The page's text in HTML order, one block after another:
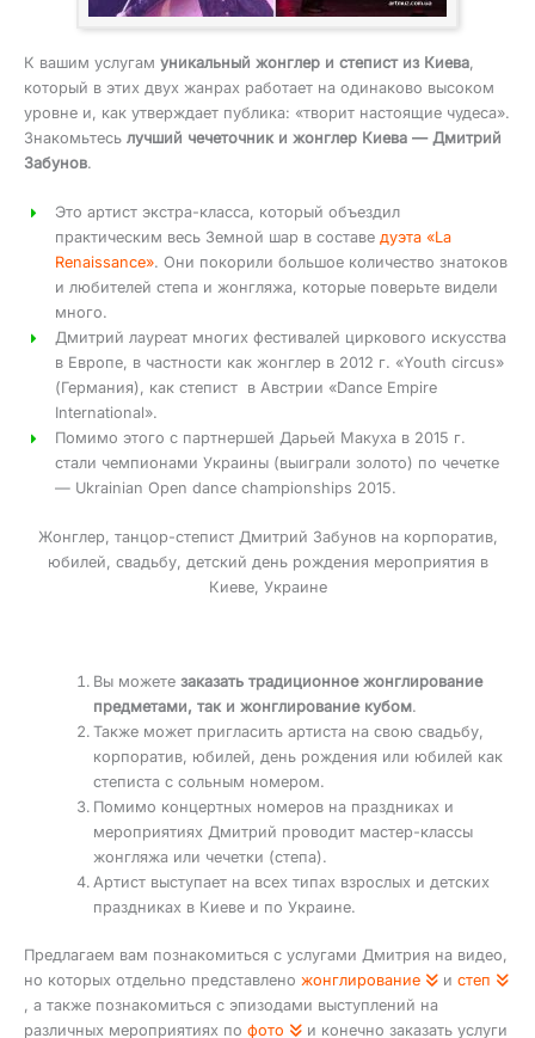
К вашим услугам уникальный жонглер и степист из Киева,
который в этих двух жанрах работает на одинаково высоком
уровне и, как утверждает публика: «творит настоящие чудеса».
Знакомьтесь лучший чечеточник и жонглер Киева — Дмитрий
Забунов.
Это артист экстра-класса, который объездил
практическим весь Земной шар в составе дуэта «La
Renaissance». Они покорили большое количество знатоков
и любителей степа и жонгляжа, которые поверьте видели
много.
Дмитрий лауреат многих фестивалей циркового искусства
в Европе, в частности как жонглер в 2012 г. «Youth circus»
(Германия), как степист в Австрии «Dance Empire
International».
Помимо этого с партнершей Дарьей Макуха в 2015 г.
стали чемпионами Украины (выиграли золото) по чечетке
— Ukrainian Open dance championships 2015.
Жонглер, танцор-степист Дмитрий Забунов на корпоратив,
юбилей, свадьбу, детский день рождения мероприятия в
Киеве, Украине
Вы можетезаказать традиционное жонглирование
предметами, так и жонглирование кубом.
Также может пригласить артиста на свою свадьбу,
корпоратив, юбилей, день рождения или юбилей как
степиста с сольным номером.
Помимо концертных номеров на праздниках и
мероприятиях Дмитрий проводит мастер-классы
жонгляжа или чечетки (степа).
Артист выступает на всех типах взрослых и детских
праздниках в Киеве и по Украине.
Предлагаем вам познакомиться с услугами Дмитрия на видео,
но которых отдельно представлено жонглирование и степ
, а также познакомиться с эпизодами выступлений на
различных мероприятиях по фото
и конечно заказать услуги